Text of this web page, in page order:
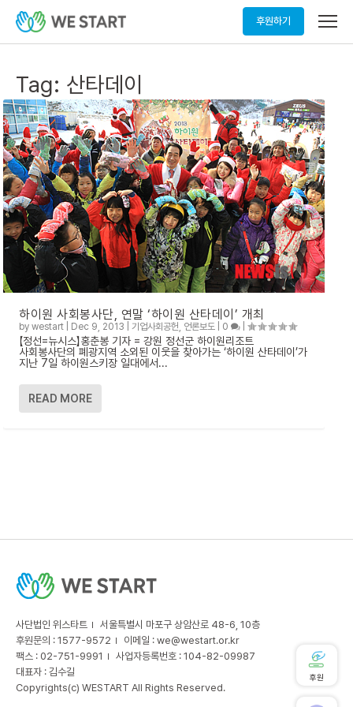
후원하기
메
열
Tag: 산타데이
하이원 사회봉사단, 연말 ‘하이원 산타데이’ 개최
by westart Dec 9, 2013 기업사회공헌 언론보도 0
【정선=뉴시스】홍춘봉 기자 = 강원 정선군 하이원리조트
사회봉사단의 폐광지역 소외된 이웃을 찾아가는 ‘하이원 산타데이’가
지난 7일 하이원스키장 일대에서...
READ MORE
사단법인 위스타트
서울특별시 마포구 상암산로 48-6, 10층
후원문의 : 1577-9572
이메일 : we@westart.or.kr
팩스 : 02-751-9991
사업자등록번호 : 104-82-09987
대표자 : 김수길
Copyrights(c) WESTART All Rights Reserved.
후원